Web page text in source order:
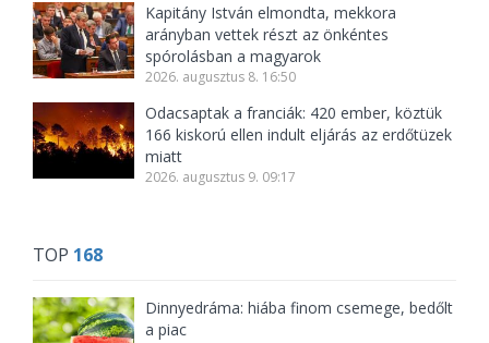
Kapitány István elmondta, mekkora
arányban vettek részt az önkéntes
spórolásban a magyarok
2026. augusztus 8. 16:50
Odacsaptak a franciák: 420 ember, köztük
166 kiskorú ellen indult eljárás az erdőtüzek
miatt
2026. augusztus 9. 09:17
TOP 168
Dinnyedráma: hiába finom csemege, bedőlt
a piac